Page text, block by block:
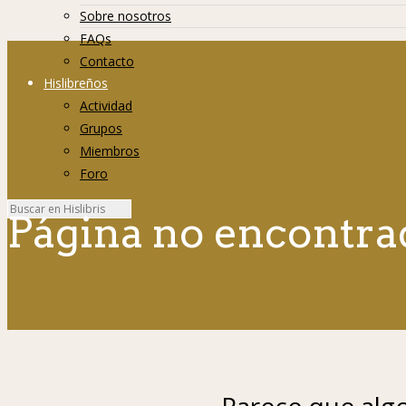
Sobre nosotros
FAQs
Contacto
Hislibreños
Actividad
Grupos
Miembros
Foro
Página no